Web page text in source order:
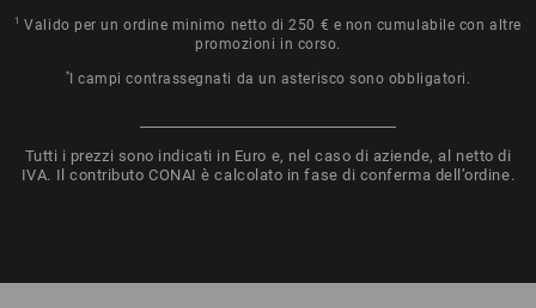
1Valido per un ordine minimo netto di 250 € e non cumulabile con altre
promozioni in corso.
*I campi contrassegnati da un asterisco sono obbligatori.
Tutti i prezzi sono indicati in Euro e, nel caso di aziende, al netto di
IVA. Il contributo CONAI è calcolato in fase di conferma dell’ordine.